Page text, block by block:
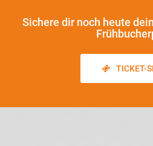
Sichere dir noch heute
TICKET-